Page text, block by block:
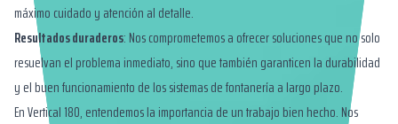
máximo cuidado y atención al detalle.
Resultados duraderos: Nos comprometemos a ofrecer soluciones que no solo
resuelvan el problema inmediato, sino que también garanticen la durabilidad
y el buen funcionamiento de los sistemas de fontanería a largo plazo.
En Vertical 180, entendemos la importancia de un trabajo bien hecho. Nos